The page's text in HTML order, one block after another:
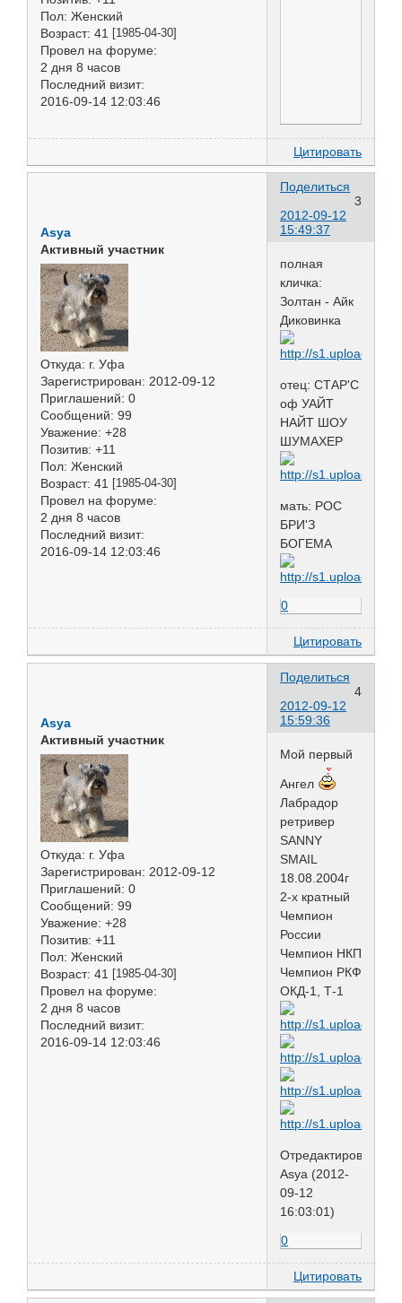
Пол: Женский
Возраст: 41 [1985-04-30]
Провел на форуме:
2 дня 8 часов
Последний визит:
2016-09-14 12:03:46
Цитировать
Поделиться
3
2012-09-12
15:49:37
Asya
Активный участник
Откуда: г. Уфа
Зарегистрирован: 2012-09-12
Приглашений: 0
Сообщений: 99
Уважение: +28
Позитив: +11
Пол: Женский
Возраст: 41 [1985-04-30]
Провел на форуме:
2 дня 8 часов
Последний визит:
2016-09-14 12:03:46
полная
кличка:
Золтан - Айк
Диковинка
отец: СТАР'С
оф УАЙТ
НАЙТ ШОУ
ШУМАХЕР
мать: РОС
БРИ'З
БОГЕМА
0
Цитировать
Поделиться
4
2012-09-12
15:59:36
Asya
Активный участник
Откуда: г. Уфа
Зарегистрирован: 2012-09-12
Приглашений: 0
Сообщений: 99
Уважение: +28
Позитив: +11
Пол: Женский
Возраст: 41 [1985-04-30]
Провел на форуме:
2 дня 8 часов
Последний визит:
2016-09-14 12:03:46
Мой первый
Ангел
Лабрадор
ретривер
SANNY
SMAIL
18.08.2004г
2-х кратный
Чемпион
России
Чемпион НКП
Чемпион РКФ
ОКД-1, Т-1
Отредактировано
Asya (2012-
09-12
16:03:01)
0
Цитировать